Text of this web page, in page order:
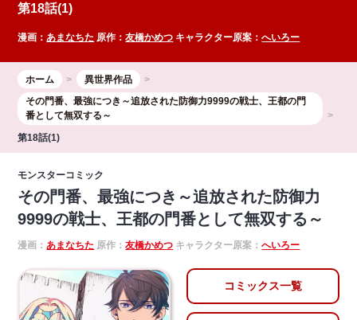
第18話(1)
漫画：あまなちた 原作：友橋かめつ キャラクター原案：へいろー
ホーム
異世界作品
その門番、最強につき～追放された防御力9999の戦士、王都の門
番として無双する～
第18話(1)
モンスターコミック
その門番、最強につき～追放された防御力
9999の戦士、王都の門番として無双する～
漫画：あまなちた 原作：友橋かめつ キャラクター原案：へいろー
コミックス一覧